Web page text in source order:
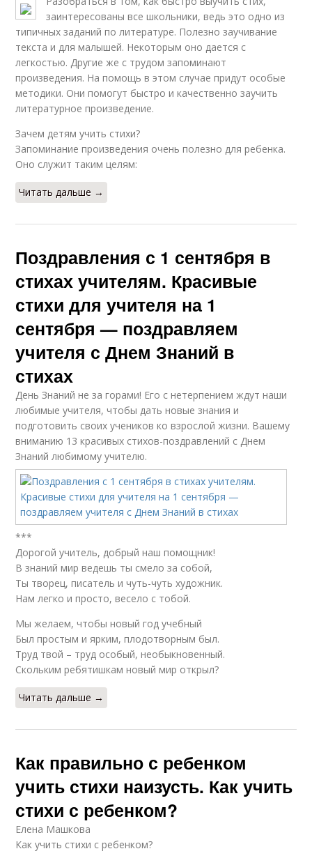
заинтересованы все школьники, ведь это одно из
типичных заданий по литературе. Полезно заучивание
текста и для малышей. Некоторым оно дается с
легкостью. Другие же с трудом запоминают
произведения. На помощь в этом случае придут особые
методики. Они помогут быстро и качественно заучить
литературное произведение.
Зачем детям учить стихи?
Запоминание произведения очень полезно для ребенка.
Оно служит таким целям:
Читать дальше →
Поздравления с 1 сентября в
стихах учителям. Красивые
стихи для учителя на 1
сентября — поздравляем
учителя с Днем Знаний в
стихах
День Знаний не за горами! Его с нетерпением ждут наши
любимые учителя, чтобы дать новые знания и
подготовить своих учеников ко взрослой жизни. Вашему
вниманию 13 красивых стихов-поздравлений с Днем
Знаний любимому учителю.
***
Дорогой учитель, добрый наш помощник!
В знаний мир ведешь ты смело за собой,
Ты творец, писатель и чуть-чуть художник.
Нам легко и просто, весело с тобой.
Мы желаем, чтобы новый год учебный
Был простым и ярким, плодотворным был.
Труд твой – труд особый, необыкновенный.
Скольким ребятишкам новый мир открыл?
Читать дальше →
Как правильно с ребенком
учить стихи наизусть. Как учить
стихи с ребенком?
Елена Машкова
Как учить стихи с ребенком?